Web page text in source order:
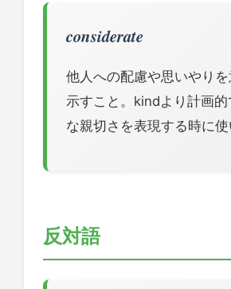
considerate
他人への配慮や思いやり
示すこと。kindより計画的
な親切さを表現する時に使
反対語